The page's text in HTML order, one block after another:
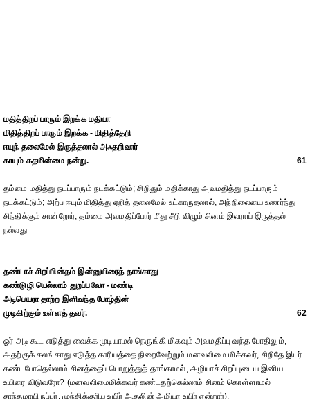
மதித்திறப் பாரும் இறக்க மதியா
மிதித்திறப் பாரும் இறக்க - மிதித்தேறி
ஈயுந் தலைமேல் இருத்தலால் அஃதறிவார்
காயும் கதமின்மை நன்று.
61
தம்மை மதித்து நடப்பாரும் நடக்கட்டும்; சிறிதும் மதிக்காது அவமதித்து நடப்பாரும்
நடக்கட்டும்; அற்ப ஈயும் மிதித்து ஏறித் தலைமேல் உட்காருதலால், அந்நிலையை உணர்ந்து
சிந்திக்கும் சான்றோர், தம்மை அவமதிப்போர் மீது சீறி விழும் சினம் இலராய் இருத்தல்
நல்லது
தண்டாச் சிறப்பின்தம் இன்னுயிரைத் தாங்காது
கண்டுழி யெல்லாம் துறப்பவோ - மண்டி
அடிபெயரா தாற்ற இளிவந்த போழ்தின்
முடிகிற்கும் உள்ளத் தவர்.
62
ஓர் அடி கூட எடுத்து வைக்க முடியாமல் நெருங்கி மிகவும் அவமதிப்பு வந்த போதிலும்,
அதற்குக் கலங்காது எடுத்த காரியத்தை நிறைவேற்றும் மனவலிமை மிக்கவர், சிறிதே இடர்
கண்டபோதெல்லாம் சினத்தைப் பொறுத்துத் தாங்காமல், அழியாச் சிறப்புடைய இனிய
உயிரை விடுவரோ? (மனவலிமைமிக்கவர் கண்டதற்கெல்லாம் சினம் கொள்ளாமல்
சாந்தமாயிருப்பர். முந்திக்குரிய உயிர் ஆதலின் அழியா உயிர் என்றார்).